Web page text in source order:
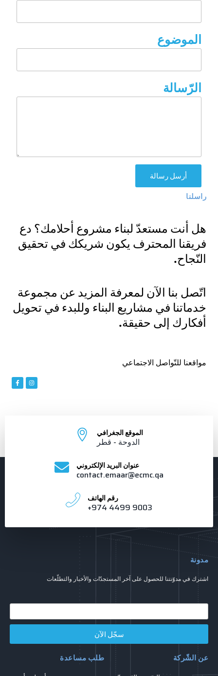
الموضوع
الرّسالة
أرسل رسالة
راسلنا
هل أنت مستعدّ لبناء مشروع أحلامك؟ دع
فريقنا المحترف يكون شريكك في تحقيق
النّجاح.
اتّصل بنا الآن لمعرفة المزيد عن مجموعة
خدماتنا في مشاريع البناء وللبدء في تحويل
أفكارك إلى حقيقة.
مواقعنا للتّواصل الاجتماعي
F
a
c
I
n
s
الموقع الجغرافي
الدوحة - قطر
عنوان البريد الإلكتروني
contact.emaar@ecmc.qa
رقم الهاتف
+974 4499 9003
مدونة
اشترك في مدوّنتنا للحصول على آخر المستجدّات والأخبار والتطلّعات
سجّل الآن
طلب مساعدة عن الشّركة